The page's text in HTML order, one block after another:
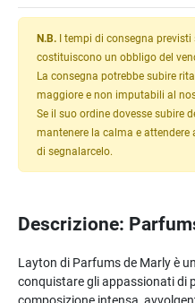
N.B. I tempi di consegna
costituiscono un obbligo del
La consegna potrebbe subire
maggiore e non imputabili al
Se il suo ordine dovesse subire
mantenere la calma e
di segnalarcelo.
Descrizione:
Layton di Parfums de Marly è
conquistare gli appassionati di
composizione intensa,